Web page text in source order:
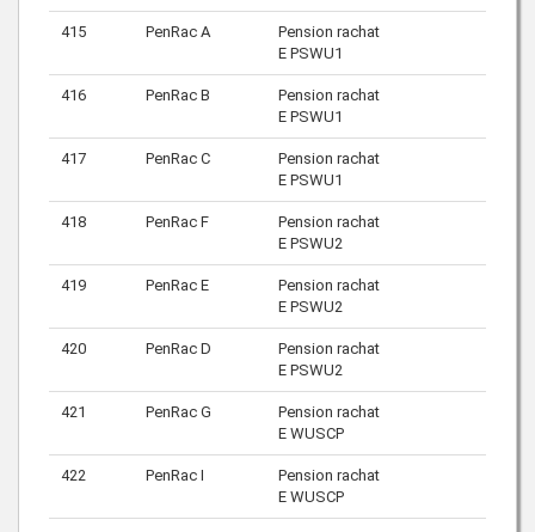
415 PenRac A
Pension rachat
E PSWU1
416 PenRac B
Pension rachat
E PSWU1
417 PenRac C
Pension rachat
E PSWU1
418 PenRac F
Pension rachat
E PSWU2
419 PenRac E
Pension rachat
E PSWU2
420 PenRac D
Pension rachat
E PSWU2
421 PenRac G
Pension rachat
E WUSCP
422 PenRac I
Pension rachat
E WUSCP